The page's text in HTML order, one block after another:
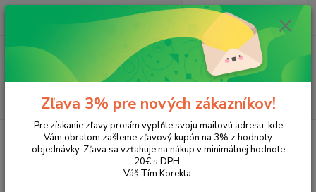
Hľadať
ks
za 0,00 EUR
Tonery a náplne do tlačiarní Hewlett Packard
HP OfficeJet
OfficeJet J3680
OfficeJet J3680
Zľava 3% pre nových zákazníkov!
Pre získanie zľavy prosím vyplňte svoju mailovú adresu, kde
Vám obratom zašleme zľavový kupón na 3% z hodnoty
objednávky. Zľava sa vzťahuje na nákup v minimálnej hodnote
20€ s DPH.
Váš Tím Korekta.